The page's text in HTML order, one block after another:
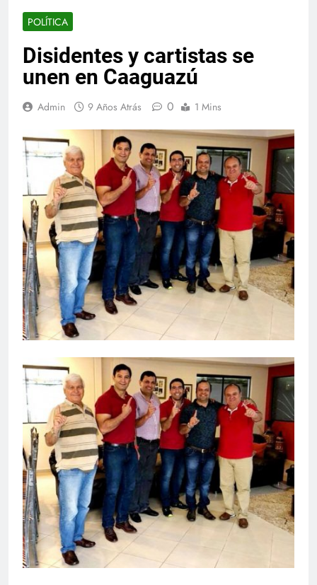
POLÍTICA
Disidentes y cartistas se
unen en Caaguazú
Admin 9 Años Atrás 0 1 Mins